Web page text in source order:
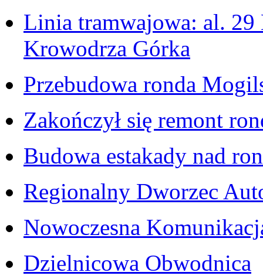
Linia tramwajowa: al. 29
Krowodrza Górka
Przebudowa ronda
Zakończył się remont
Budowa estakady nad
Regionalny Dworzec
Nowoczesna
Dzielnicowa Obwodnica